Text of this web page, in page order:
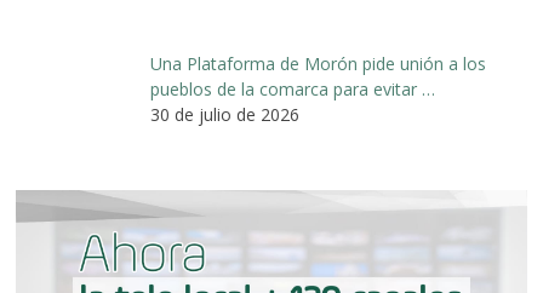
Una Plataforma de Morón pide unión a los
pueblos de la comarca para evitar …
30 de julio de 2026